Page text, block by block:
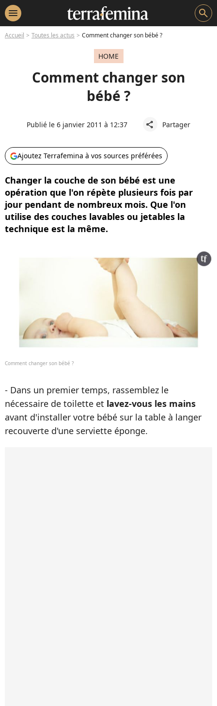
menu search
Accueil Toutes les actus Comment changer son bébé ?
HOME
Comment changer son
bébé ?
Publié le 6 janvier 2011 à 12:37 share Partager
Ajoutez Terrafemina à vos sources préférées
Changer la couche de son bébé est une
opération que l'on répète plusieurs fois par
jour pendant de nombreux mois. Que l'on
utilise des couches lavables ou jetables la
technique est la même.
Comment changer son bébé ?
- Dans un premier temps, rassemblez le
nécessaire de toilette et lavez-vous les mains
avant d'installer votre bébé sur la table à langer
recouverte d'une serviette éponge.